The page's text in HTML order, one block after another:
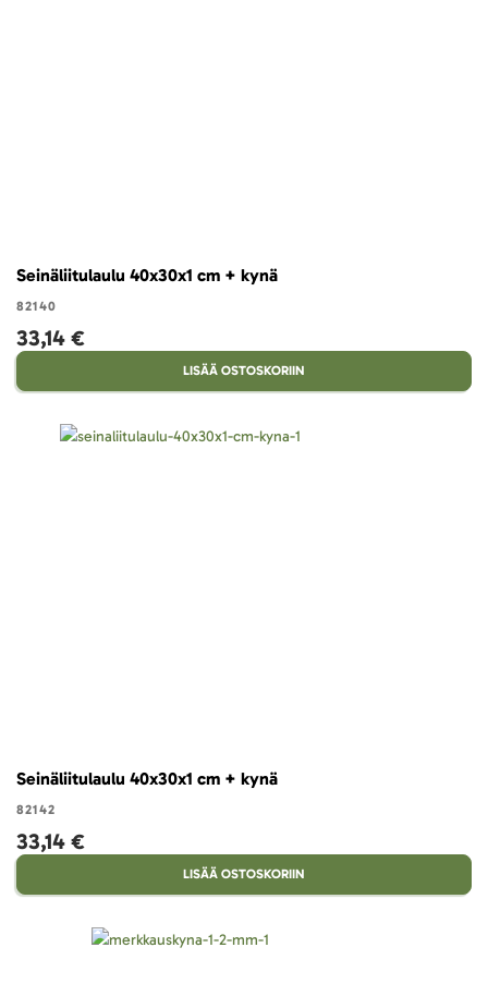
Seinäliitulaulu 40x30x1 cm + kynä
82140
33,14 €
LISÄÄ OSTOSKORIIN
Seinäliitulaulu 40x30x1 cm + kynä
82142
33,14 €
LISÄÄ OSTOSKORIIN